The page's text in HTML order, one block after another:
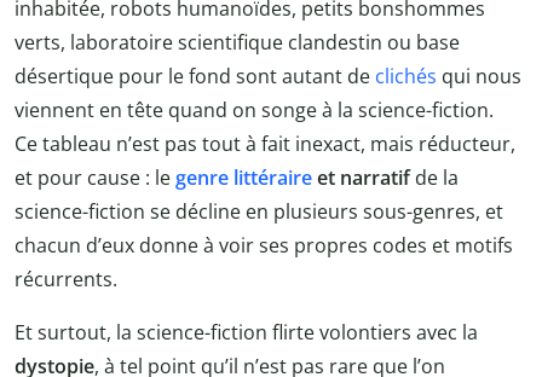
inhabitée, robots humanoïdes, petits bonshommes
verts, laboratoire scientifique clandestin ou base
désertique pour le fond sont autant de clichés qui nous
viennent en tête quand on songe à la science-fiction.
Ce tableau n’est pas tout à fait inexact, mais réducteur,
et pour cause : legenre littéraireet narratifde la
science-fiction se décline en plusieurs sous-genres, et
chacun d’eux donne à voir ses propres codes et motifs
récurrents.
Et surtout, la science-fiction flirte volontiers avec la
dystopie, à tel point qu’il n’est pas rare que l’on